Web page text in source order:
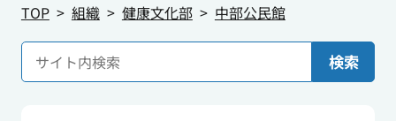
TOP
組織 健康文化部 中部公民館
検索